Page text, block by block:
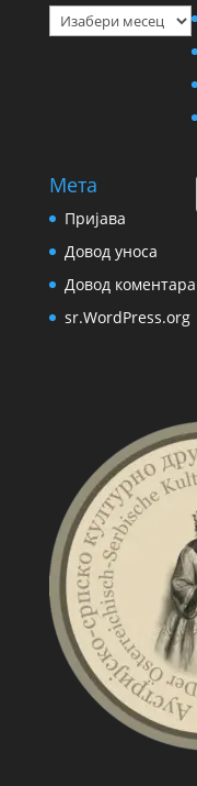
Архиве
Мета
Пријава
Довод уноса
Довод коментара
sr.WordPress.org